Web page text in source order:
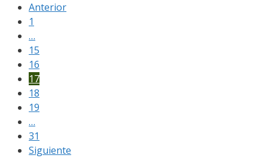
Anterior
1
…
15
16
17
18
19
…
31
Siguiente